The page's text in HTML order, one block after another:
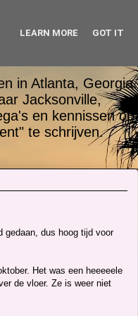
in Atlanta, Georgia.
Jacksonville,
en kennissen op
te schrijven.
gedaan, dus hoog tijd voor
Het was een heeeeele
de vloer. Ze is weer niet
LEARN MORE GOT IT